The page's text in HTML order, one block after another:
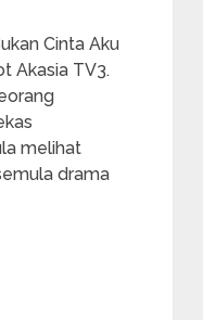
Cinta Aku
Akasia TV3.
melihat
drama